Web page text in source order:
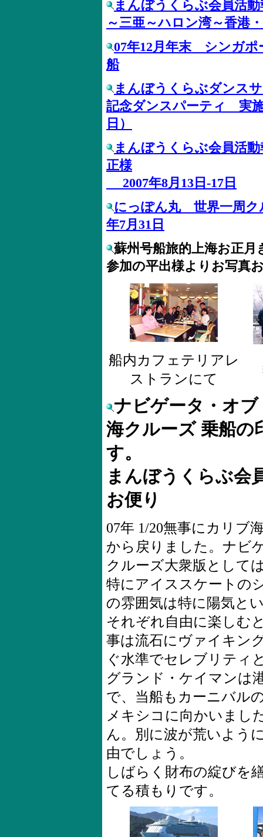
まんぼうくらぶ会員活
～三亜～ハロン湾～香港
07年12月年末 シンガポ
船
まんぼうくらぶダンス
記念ダンスパーティ 実
日）
まんぼうくらぶ会員活
正様
2007年8月13日-17日
にっぽん丸 世界一周
年7月31日
蘇州号船旅的上海お正
参加の平出様よりお写真
船内カフェテリアレ
ストランにて
ナビゲータ・オ
海クルーズ 乗船の
す。
まんぼうくらぶ
お便り
07年 1/20無事にカリブ
から戻りました。ナビ
クルーズ大衆版として
特にアイススケートの
の雰囲気は特に陽気と
それぞれ自由に楽しむ
事は流石にヴァイキン
ぐ水準でセレブリティ
グランド・ケイマンは
で、当船もカーニバル
メキシコに向かいまし
ん。別に波が荒いよう
由でしょう。
しばらく財布の綻びを
てる積もりです。